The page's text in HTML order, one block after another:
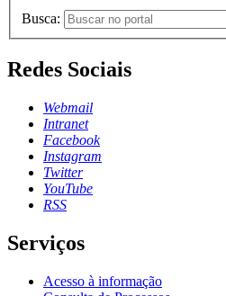
Busca:
Redes Sociais
Webmail
Intranet
Facebook
Instagram
Twitter
YouTube
RSS
Serviços
Acesso à informação